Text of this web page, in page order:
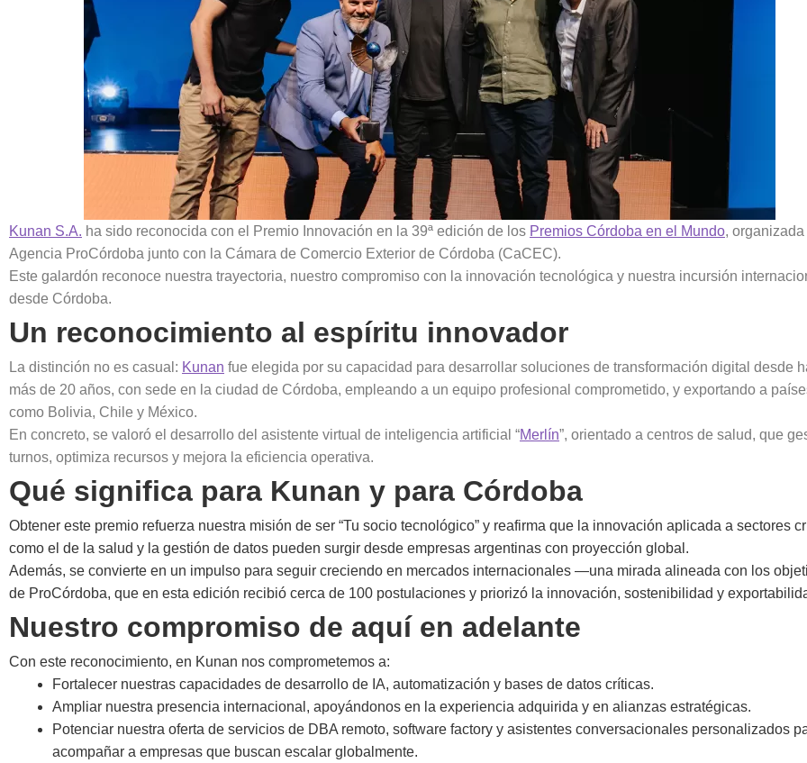
Kunan S.A. ha sido reconocida con el Premio Innovación en la 39ª edición de los Premios Córdoba en el Mundo, organizada
Agencia ProCórdoba junto con la Cámara de Comercio Exterior de Córdoba (CaCEC).
Este galardón reconoce nuestra trayectoria, nuestro compromiso con la innovación tecnológica y nuestra incursión
desde Córdoba.
Un reconocimiento al espíritu innovador
La distinción no es casual: Kunan fue elegida por su capacidad para desarrollar soluciones de transformación digital desde
más de 20 años, con sede en la ciudad de Córdoba, empleando a un equipo profesional comprometido, y exportando a
como Bolivia, Chile y México.
En concreto, se valoró el desarrollo del asistente virtual de inteligencia artificial “Merlín”, orientado a centros de salud, que
turnos, optimiza recursos y mejora la eficiencia operativa.
Qué significa para Kunan y para Córdoba
Obtener este premio refuerza nuestra misión de ser “Tu socio tecnológico” y reafirma que la innovación aplicada a sectores
como el de la salud y la gestión de datos pueden surgir desde empresas argentinas con proyección global.
Además, se convierte en un impulso para seguir creciendo en mercados internacionales —una mirada alineada con los
de ProCórdoba, que en esta edición recibió cerca de 100 postulaciones y priorizó la innovación, sostenibilidad y
Nuestro compromiso de aquí en adelante
Con este reconocimiento, en Kunan nos comprometemos a:
Fortalecer nuestras capacidades de desarrollo de IA, automatización y bases de datos críticas.
Ampliar nuestra presencia internacional, apoyándonos en la experiencia adquirida y en alianzas estratégicas.
Potenciar nuestra oferta de servicios de DBA remoto, software factory y asistentes conversacionales personalizados
acompañar a empresas que buscan escalar globalmente.